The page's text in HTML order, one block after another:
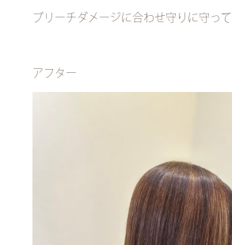
ブリーチダメージに合わせ守りに守って
アフター